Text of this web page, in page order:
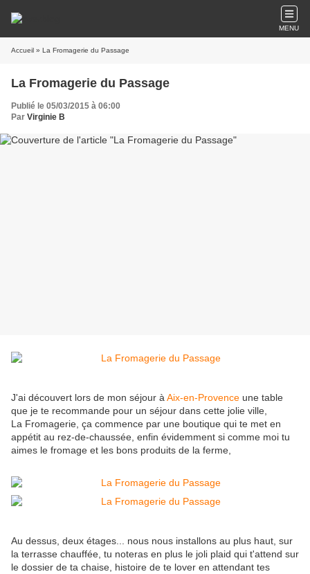
MENU
Accueil » La Fromagerie du Passage
La Fromagerie du Passage
Publié le 05/03/2015 à 06:00
Par Virginie B
J'ai découvert lors de mon séjour à Aix-en-Provence une table
que je te recommande pour un séjour dans cette jolie ville,
La Fromagerie, ça commence par une boutique qui te met en
appétit au rez-de-chaussée, enfin évidemment si comme moi tu
aimes le fromage et les bons produits de la ferme,
Au dessus, deux étages... nous nous installons au plus haut, sur
la terrasse chauffée, tu noteras en plus le joli plaid qui t'attend sur
le dossier de ta chaise, histoire de te lover en attendant tes